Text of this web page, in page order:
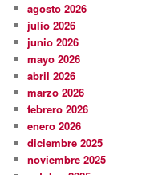
agosto 2026
julio 2026
junio 2026
mayo 2026
abril 2026
marzo 2026
febrero 2026
enero 2026
diciembre 2025
noviembre 2025